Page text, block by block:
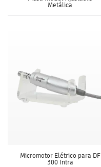
Metálica
Micromotor Elétrico para DF
300 Intra